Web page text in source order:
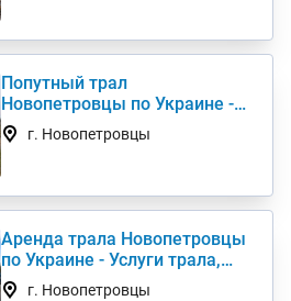
Попутный трал
Новопетровцы по Украине -
Перевозка негабаритных
грузов
г. Новопетровцы
Аренда трала Новопетровцы
по Украине - Услуги трала,
низкорамный трал
г. Новопетровцы